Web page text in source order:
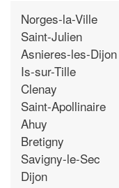
Norges-la-Ville
Saint-Julien
Asnieres-les-Dijon
Is-sur-Tille
Clenay
Saint-Apollinaire
Ahuy
Bretigny
Savigny-le-Sec
Dijon